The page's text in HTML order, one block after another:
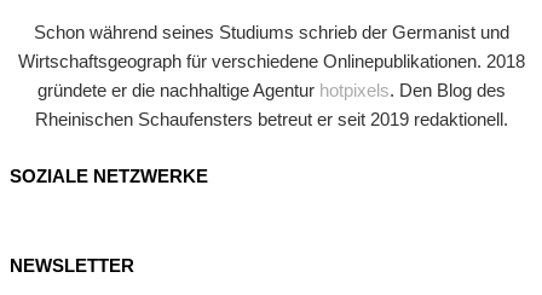
Schon während seines Studiums schrieb der Germanist und
Wirtschaftsgeograph für verschiedene Onlinepublikationen. 2018
gründete er die nachhaltige Agentur hotpixels. Den Blog des
Rheinischen Schaufensters betreut er seit 2019 redaktionell.
SOZIALE NETZWERKE
NEWSLETTER